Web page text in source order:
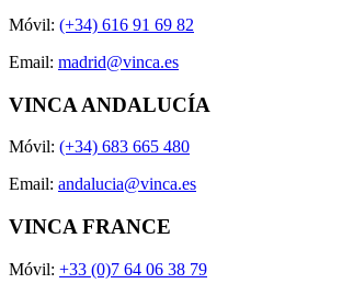
Móvil: (+34) 616 91 69 82
Email: madrid@vinca.es
VINCA ANDALUCÍA
Móvil: (+34) 683 665 480
Email: andalucia@vinca.es
VINCA FRANCE
Móvil: +33 (0)7 64 06 38 79